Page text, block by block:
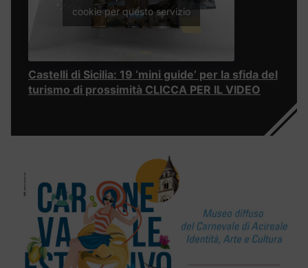
cookie per questo servizio
Castelli di Sicilia: 19 ‘mini guide’ per la sfida del
turismo di prossimità CLICCA PER IL VIDEO